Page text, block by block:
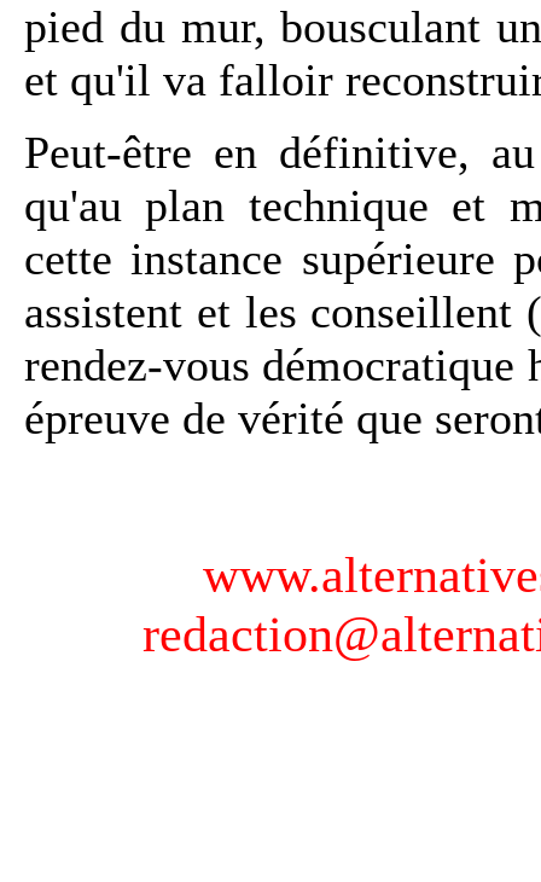
pied du mur, bousculant
et qu'il va falloir
Peut-être en définitive,
qu'au plan technique et
cette instance supérieure
assistent et les conseillent
rendez-vous démocratique
épreuve de vérité que